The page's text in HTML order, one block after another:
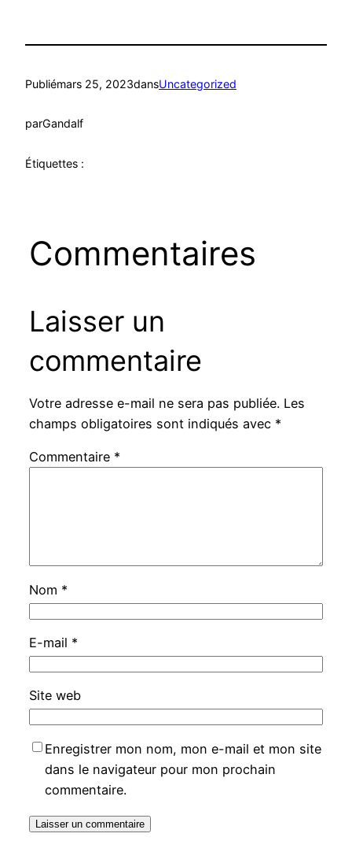
Publiémars 25, 2023dansUncategorized
parGandalf
Étiquettes :
Commentaires
Laisser un
commentaire
Votre adresse e-mail ne sera pas publiée. Les
champs obligatoires sont indiqués avec *
Commentaire *
Nom *
E-mail *
Site web
Enregistrer mon nom, mon e-mail et mon site
dans le navigateur pour mon prochain
commentaire.